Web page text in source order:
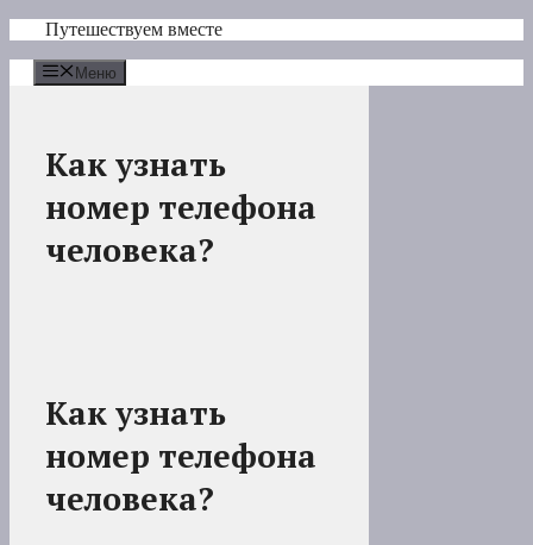
Перейти
содержимому
Путешествуем вместе
Меню
Как узнать
номер телефона
человека?
Как узнать
номер телефона
человека?